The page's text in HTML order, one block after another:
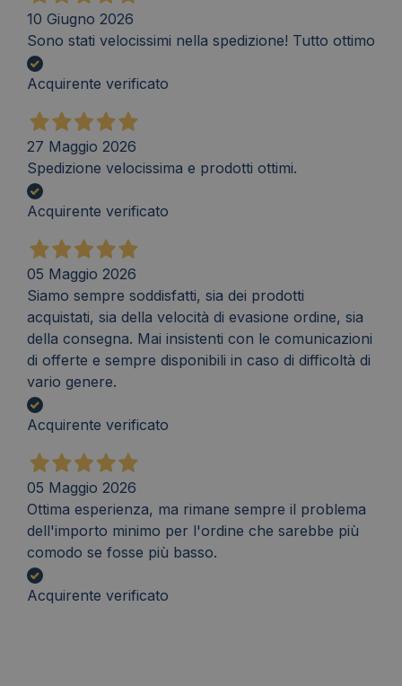
10 Giugno 2026
Sono stati velocissimi nella spedizione! Tutto ottimo
Acquirente verificato
27 Maggio 2026
Spedizione velocissima e prodotti ottimi.
Acquirente verificato
05 Maggio 2026
Siamo sempre soddisfatti, sia dei prodotti
acquistati, sia della velocità di evasione ordine, sia
della consegna. Mai insistenti con le comunicazioni
di offerte e sempre disponibili in caso di difficoltà di
vario genere.
Acquirente verificato
05 Maggio 2026
Ottima esperienza, ma rimane sempre il problema
dell'importo minimo per l'ordine che sarebbe più
comodo se fosse più basso.
Acquirente verificato